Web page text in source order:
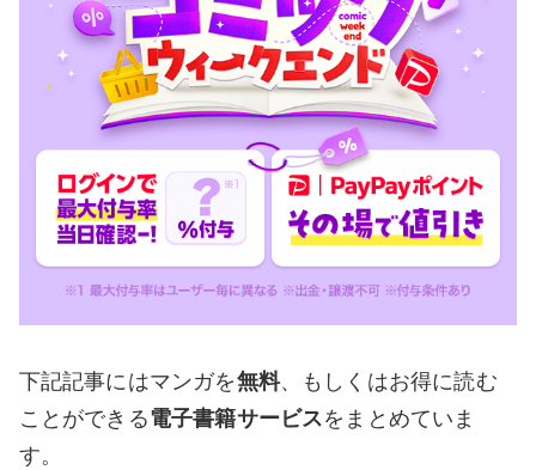
下記記事にはマンガを無料、もしくはお得に読む
ことができる電子書籍サービスをまとめていま
す。